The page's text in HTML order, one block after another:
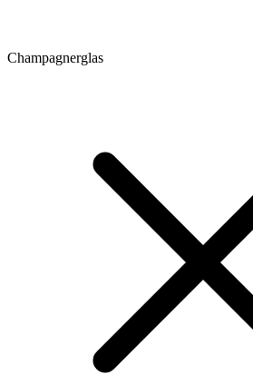
Champagnerglas